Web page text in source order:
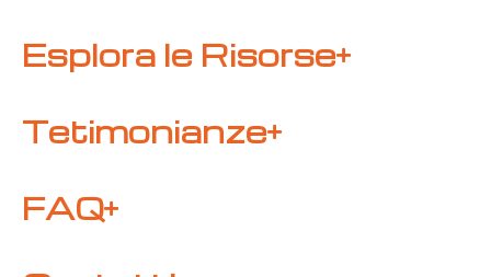
Esplora le Risorse
Tetimonianze
FAQ